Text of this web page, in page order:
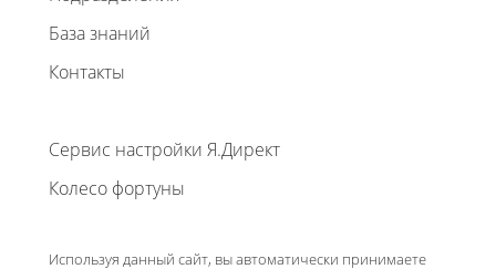
База знаний
Контакты
Сервис настройки Я.Директ
Колесо фортуны
Используя данный сайт, вы автоматически принимаете